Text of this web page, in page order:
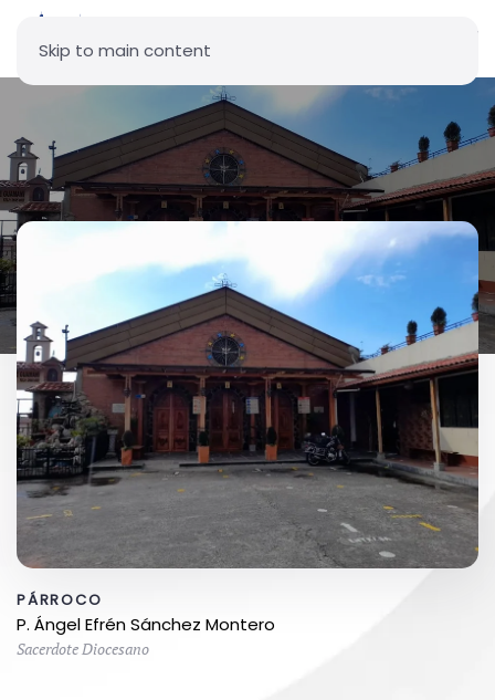
Skip to main content
Parroquia Santo Ángel -
Guamaní
PÁRROCO
P. Ángel Efrén Sánchez Montero
Sacerdote Diocesano